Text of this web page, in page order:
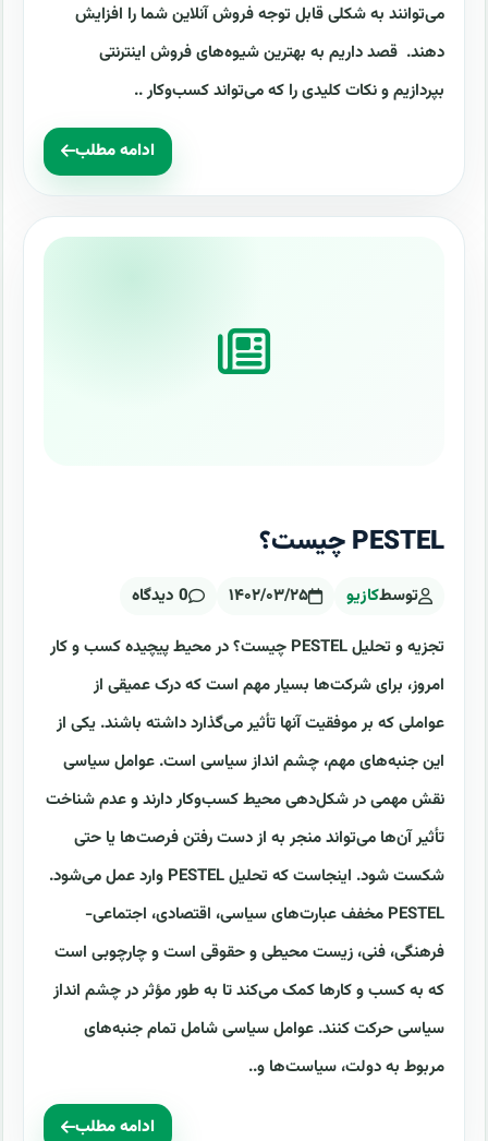
می‌توانند به شکلی قابل توجه فروش آنلاین شما را افزایش
دهند. قصد داریم به بهترین شیوه‌های فروش اینترنتی
بپردازیم و نکات کلیدی را که می‌تواند کسب‌وکار ..
ادامه مطلب
PESTEL چیست؟
توسطکازیو ۱۴۰۲/۰۳/۲۵ 0 دیدگاه
تجزیه و تحلیل PESTEL چیست؟ در محیط پیچیده کسب و کار
امروز، برای شرکت‌ها بسیار مهم است که درک عمیقی از
عواملی که بر موفقیت آنها تأثیر می‌گذارد داشته باشند. یکی از
این جنبه‌های مهم، چشم انداز سیاسی است. عوامل سیاسی
نقش مهمی در شکل‌دهی محیط کسب‌وکار دارند و عدم شناخت
تأثیر آن‌ها می‌تواند منجر به از دست رفتن فرصت‌ها یا حتی
شکست شود. اینجاست که تحلیل PESTEL وارد عمل می‌شود.
PESTEL مخفف عبارت‌های سیاسی، اقتصادی، اجتماعی-
فرهنگی، فنی، زیست محیطی و حقوقی است و چارچوبی است
که به کسب و کارها کمک می‌کند تا به طور مؤثر در چشم انداز
سیاسی حرکت کنند. عوامل سیاسی شامل تمام جنبه‌های
مربوط به دولت، سیاست‌ها و..
ادامه مطلب